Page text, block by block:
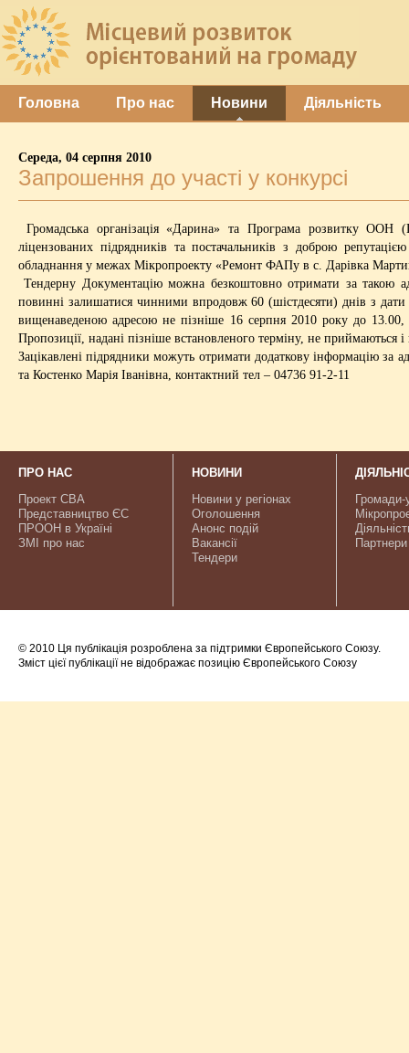
Головна Про нас Новини Діяльність
Середа, 04 серпня 2010
Запрошення до участі у конкурсі
Громадська організація «Дарина» та Програма розвитку
ліцензованих підрядників та постачальників з доброю
обладнання у межах Мікропроекту «Ремонт ФАПу в с. Дарівка
Тендерну Документацію можна безкоштовно отримати за такою
повинні залишатися чинними впродовж 60 (шістдесяти) днів з дати
вищенаведеною адресою не пізніше 16 серпня 2010 року до 13.00,
Пропозиції, надані пізніше встановленого терміну, не приймаються
Зацікавлені підрядники можуть отримати додаткову інформацію
та Костенко Марія Іванівна, контактний тел – 04736 91-2-11
ПРО НАС
Проект CBA
Представництво ЄС
ПРООН в Україні
ЗМІ про нас
НОВИНИ
Новини у регіонах
Оголошення
Анонс подій
Вакансії
Тендери
Громади-
Партнери
© 2010 Ця публікація розроблена за підтримки Європейського Союзу.
Зміст цієї публікації не відображає позицію Європейського Союзу